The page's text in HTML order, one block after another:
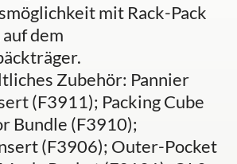
mit Rack-Pack
dem
Zubehör: Pannier
(F3911); Packing Cube
Bundle (F3910);
(F3906); Outer-Pocket